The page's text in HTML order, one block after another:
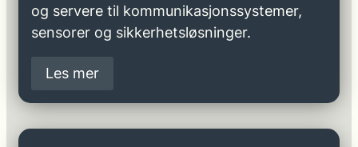
og servere til kommunikasjonssystemer,
sensorer og sikkerhetsløsninger.
Les mer